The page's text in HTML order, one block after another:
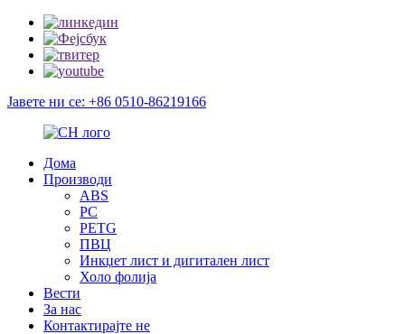
Јавете ни се: +86 0510-86219166
Дома
Производи
ABS
PC
PETG
ПВЦ
Инкџет лист и дигитален лист
Холо фолија
Вести
За нас
Контактирајте не